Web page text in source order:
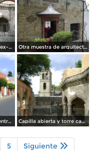
La Capilla abierta del ex-convento de la Asunción. Febrero/2012 Otra muestra de arquitectura colonial. Febrero/2012
Av. Independencia, Centro Histórico. Marzo/2012 Capilla abierta y torre campanario (siglo XVI). Febrero/2012
5 Siguiente